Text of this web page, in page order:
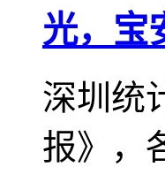
光，宝
深圳统
报》，